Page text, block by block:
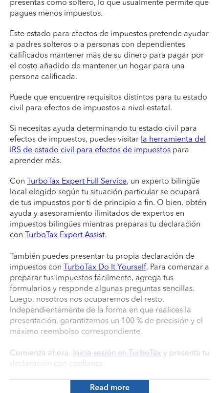
presentas como soltero, lo que usualmente permite que
pagues menos impuestos.
Este estado para efectos de impuestos pretende ayudar
a padres solteros o a personas con dependientes
calificados mantener más de su dinero para pagar por
el costo añadido de mantener un hogar para una
persona calificada.
Puede que encuentre requisitos distintos para tu estado
civil para efectos de impuestos a nivel estatal.
Si necesitas ayuda determinando tu estado civil para
efectos de impuestos, puedes visitar la herramienta del
IRS de estado civil para efectos de impuestos para
aprender más.
Con TurboTax Expert Full Service, un experto bilingüe
local elegido según tu situación particular se ocupará
de tus impuestos por ti de principio a fin. O bien, obtén
ayuda y asesoramiento ilimitados de expertos en
impuestos bilingües mientras preparas tu declaración
con TurboTax Expert Assist.
También puedes presentar tu propia declaración de
impuestos con TurboTax Do It Yourself. Para comenzar a
preparar tus impuestos fácilmente, agrega tus
formularios y responde algunas preguntas sencillas.
Luego, nosotros nos ocuparemos del resto.
Independientemente de la forma en que realices la
presentación, garantizamos un 100 % de precisión y el
máximo reembolso correspondiente.
Comienza ahora. Inicia sesión en TurboTax y presenta tu
declaración con confianza.
Read more